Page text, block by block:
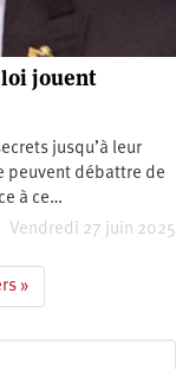
jouent
jusqu’à leur
peuvent débattre de
à ce…
Vendredi 27 juin 2025
»